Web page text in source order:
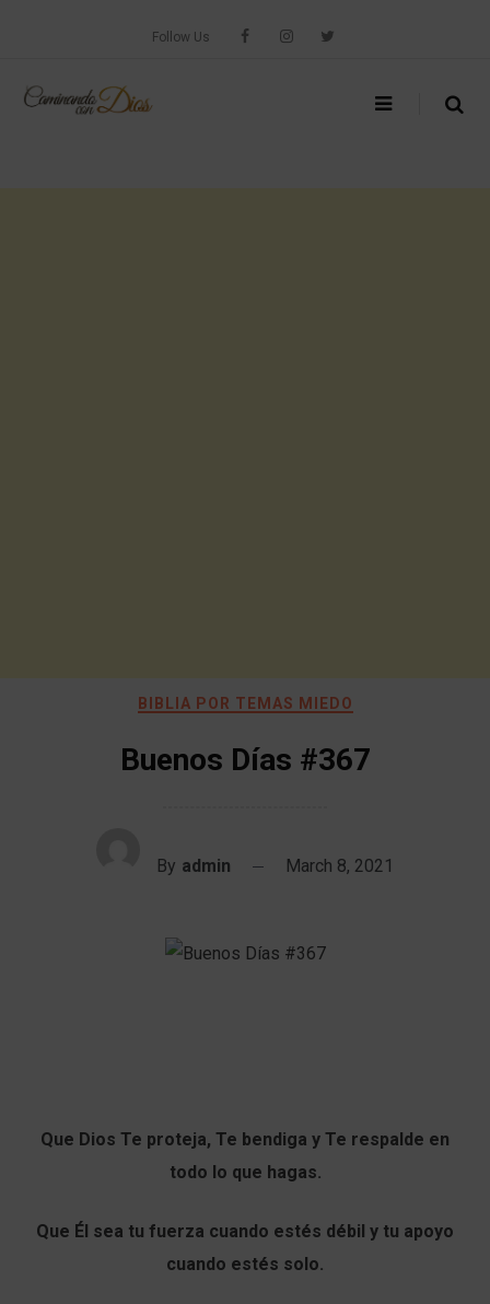
Follow Us
BIBLIA POR TEMAS MIEDO
Buenos Días #367
By admin March 8, 2021
Que Dios Te proteja, Te bendiga y Te respalde en
todo lo que hagas.
Que Él sea tu fuerza cuando estés débil y tu apoyo
cuando estés solo.